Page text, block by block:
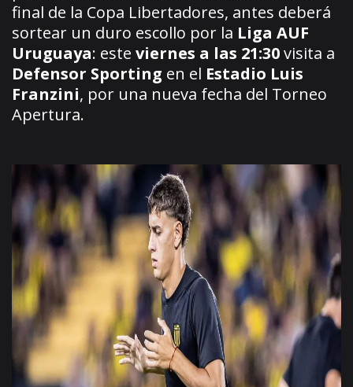
final de la Copa Libertadores, antes deberá
sortear un duro escollo por la Liga AUF
Uruguaya: este viernes a las 21:30visita a
Defensor Sporting en el Estadio Luis
Franzini, por una nueva fecha del Torneo
Apertura.